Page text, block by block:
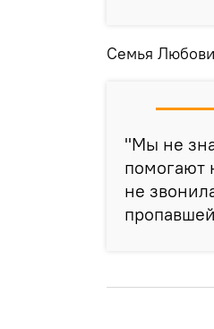
Семья Любови
"Мы не
помогают
не